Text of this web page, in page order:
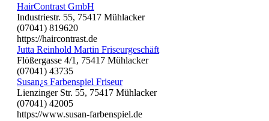
HairContrast GmbH
Industriestr. 55, 75417 Mühlacker
(07041) 819620
https://haircontrast.de
Jutta Reinhold Martin Friseurgeschäft
Flößergasse 4/1, 75417 Mühlacker
(07041) 43735
Susan¿s Farbenspiel Friseur
Lienzinger Str. 55, 75417 Mühlacker
(07041) 42005
https://www.susan-farbenspiel.de